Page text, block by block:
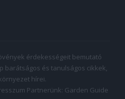
érdekességeit bemutató
barátságos és tanulságos cikkek,
hírei.
Partnerünk: Garden Guide